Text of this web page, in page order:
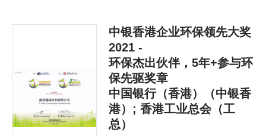
中银香港企业环保领先大奖
2021 -
环保杰出伙伴，5年+参与环
保先驱奖章
中国银行（香港）（中银香
港）; 香港工业总会（工
总）